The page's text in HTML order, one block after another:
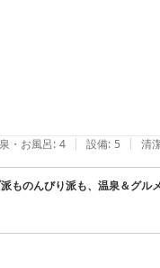
・お風呂: 4 | 設備: 5 | 清
ものんびり派も、温泉＆グル